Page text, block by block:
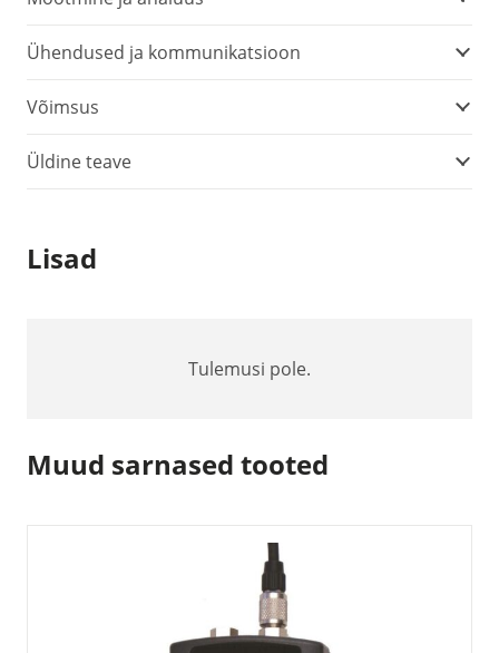
Ühendused ja kommunikatsioon
Võimsus
Üldine teave
Lisad
Tulemusi pole.
Muud sarnased tooted